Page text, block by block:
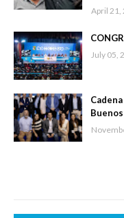
April 21,
July 05,